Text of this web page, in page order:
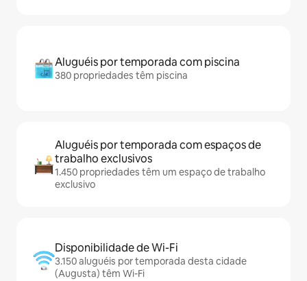
Aluguéis por temporada com piscina
380 propriedades têm piscina
Aluguéis por temporada com espaços de
trabalho exclusivos
1.450 propriedades têm um espaço de trabalho
exclusivo
Disponibilidade de Wi-Fi
3.150 aluguéis por temporada desta cidade
(Augusta) têm Wi-Fi